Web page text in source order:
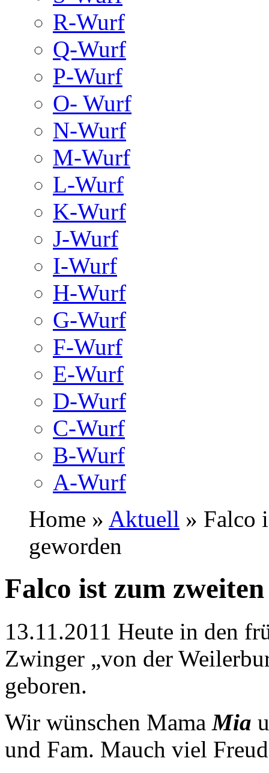
R-Wurf
Q-Wurf
P-Wurf
O- Wurf
N-Wurf
M-Wurf
L-Wurf
K-Wurf
J-Wurf
I-Wurf
H-Wurf
G-Wurf
F-Wurf
E-Wurf
D-Wurf
C-Wurf
B-Wurf
A-Wurf
Home » Aktuell » Falco
geworden
Falco ist zum
13.11.2011 Heute in den
Zwinger „von der
geboren.
Wir wünschen MamaMia
und Fam. Mauch viel